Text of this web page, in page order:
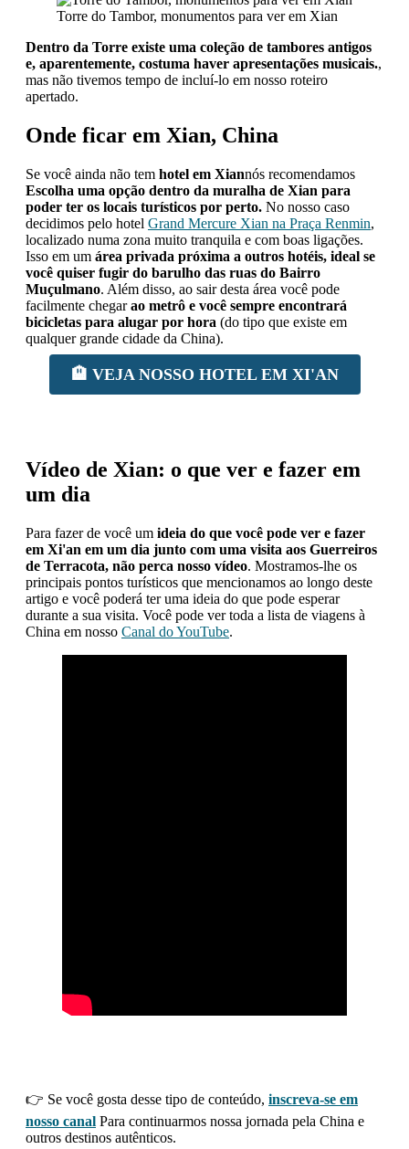
Torre do Tambor, monumentos para ver em Xian
Dentro da Torre existe uma coleção de tambores antigos
e, aparentemente, costuma haver apresentações musicais.,
mas não tivemos tempo de incluí-lo em nosso roteiro
apertado.
Onde ficar em Xian, China
Se você ainda não tem hotel em Xiannós recomendamos
Escolha uma opção dentro da muralha de Xian para
poder ter os locais turísticos por perto. No nosso caso
decidimos pelo hotel Grand Mercure Xian na Praça Renmin,
localizado numa zona muito tranquila e com boas ligações.
Isso em um área privada próxima a outros hotéis, ideal se
você quiser fugir do barulho das ruas do Bairro
Muçulmano. Além disso, ao sair desta área você pode
facilmente chegarao metrô e você sempre encontrará
bicicletas para alugar por hora (do tipo que existe em
qualquer grande cidade da China).
🏨 VEJA NOSSO HOTEL EM XI'AN
Vídeo de Xian: o que ver e fazer em
um dia
Para fazer de você um ideia do que você pode ver e fazer
em Xi'an em um dia junto com uma visita aos Guerreiros
de Terracota, não perca nosso vídeo. Mostramos-lhe os
principais pontos turísticos que mencionamos ao longo deste
artigo e você poderá ter uma ideia do que pode esperar
durante a sua visita. Você pode ver toda a lista de viagens à
China em nosso Canal do YouTube.
👉 Se você gosta desse tipo de conteúdo, inscreva-se em
nosso canal Para continuarmos nossa jornada pela China e
outros destinos autênticos.